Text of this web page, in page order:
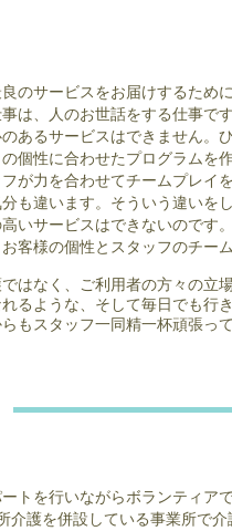
良のサービスをお届けするた
は、人のお世話をする仕事で
あるサービスはできません。
個性に合わせたプログラムを
フが力を合わせてチームプレイ
も違います。そういう違いを
いサービスはできないのです
客様の個性とスタッフのチー
はなく、ご利用者の方々の立
るような、そして毎日でも行
もスタッフ一同精一杯頑張っ
トを行いながらボランティア
介護を併設している事業所で